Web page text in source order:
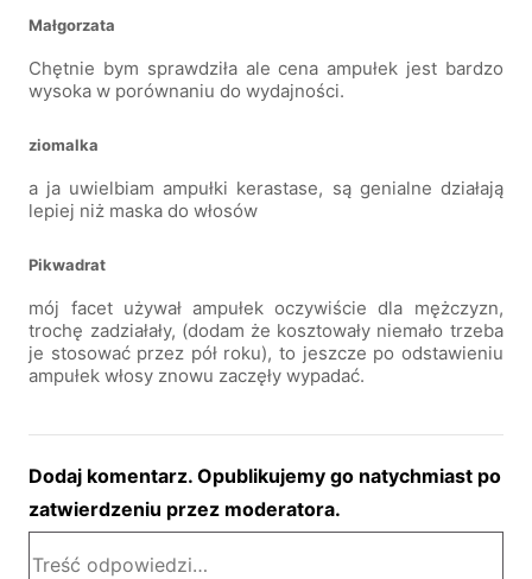
Małgorzata
Chętnie bym sprawdziła ale cena ampułek jest bardzo
wysoka w porównaniu do wydajności.
ziomalka
a ja uwielbiam ampułki kerastase, są genialne działają
lepiej niż maska do włosów
Pikwadrat
mój facet używał ampułek oczywiście dla mężczyzn,
trochę zadziałały, (dodam że kosztowały niemało trzeba
je stosować przez pół roku), to jeszcze po odstawieniu
ampułek włosy znowu zaczęły wypadać.
Dodaj komentarz. Opublikujemy go natychmiast po
zatwierdzeniu przez moderatora.